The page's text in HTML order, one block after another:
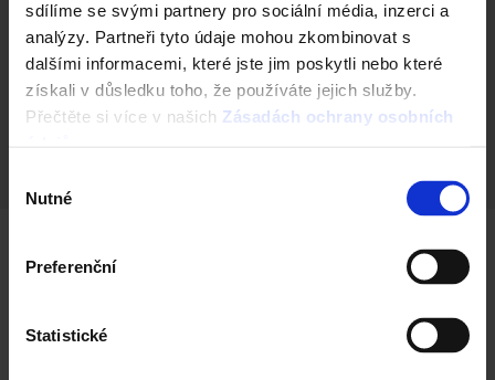
sdílíme se svými partnery pro sociální média, inzerci a
analýzy. Partneři tyto údaje mohou zkombinovat s
dalšími informacemi, které jste jim poskytli nebo které
získali v důsledku toho, že používáte jejich služby.
Přečtěte si více v našich Zásadách ochrany osobních
souhlasu
Nutné
Preferenční
Statistické
Číslo produktu (SAP)
64866755
Výška (cm)
16
Rozměry (d x š x v)
Další barevné varianty